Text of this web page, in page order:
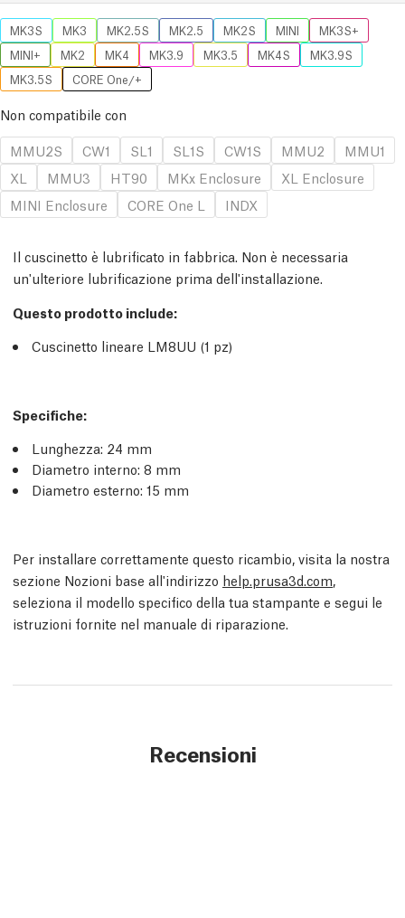
MK3S MK3 MK2.5S MK2.5 MK2S MINI
MK3S+
MINI+
MK2 MK4 MK3.9 MK3.5 MK4S
MK3.9S
MK3.5S
CORE One/+
Non compatibile con
MMU2S
CW1 SL1 SL1S CW1S MMU2
MMU1
XL
MMU3 HT90 MKx Enclosure
XL Enclosure
MINI Enclosure
CORE One L INDX
Il cuscinetto è lubrificato in fabbrica. Non è necessaria
un'ulteriore lubrificazione prima dell'installazione.
Questo prodotto include:
Cuscinetto lineare LM8UU (1 pz)
Specifiche:
Lunghezza: 24 mm
Diametro interno: 8 mm
Diametro esterno: 15 mm
Per installare correttamente questo ricambio, visita la nostra
sezione Nozioni base all'indirizzo help.prusa3d.com,
seleziona il modello specifico della tua stampante e segui le
istruzioni fornite nel manuale di riparazione.
Recensioni